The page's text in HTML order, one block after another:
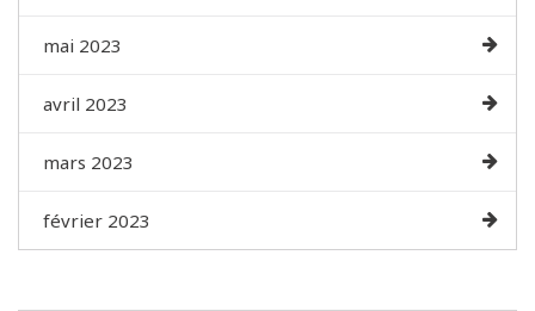
mai 2023
avril 2023
mars 2023
février 2023